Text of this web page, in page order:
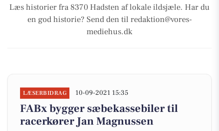
Læs historier fra 8370 Hadsten af lokale ildsjæle. Har du
en god historie? Send den til redaktion@vores-
mediehus.dk
LÆSERBIDRAG 10-09-2021 15:35
FABx bygger sæbekassebiler til
racerkører Jan Magnussen